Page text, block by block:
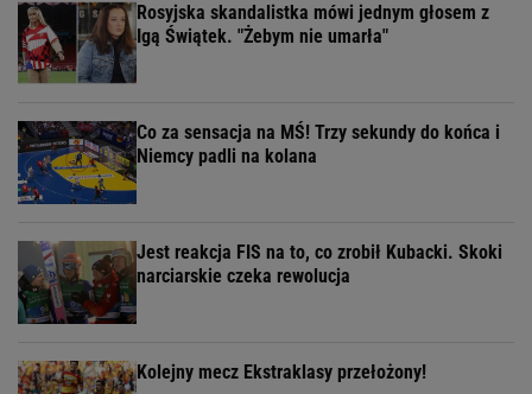
Rosyjska skandalistka mówi jednym głosem z
Igą Świątek. "Żebym nie umarła"
Co za sensacja na MŚ! Trzy sekundy do końca i
Niemcy padli na kolana
Jest reakcja FIS na to, co zrobił Kubacki. Skoki
narciarskie czeka rewolucja
Kolejny mecz Ekstraklasy przełożony!